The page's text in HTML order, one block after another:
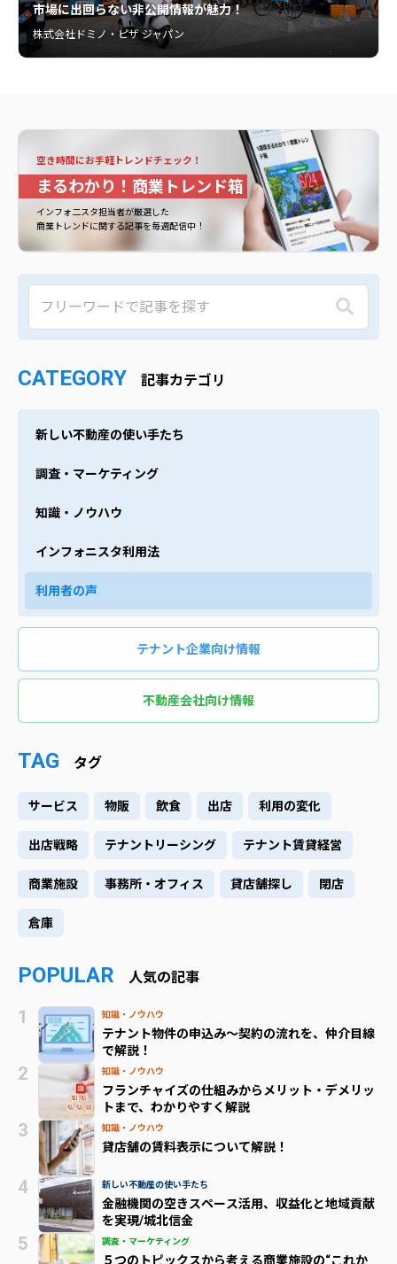
市場に出回らない非公開情報が魅力！
株式会社ドミノ・ピザ ジャパン
空き時間にお手軽トレンドチェック！
まるわかり！商業トレンド箱
インフォ二スタ担当者が厳選した
商業トレンドに関する記事を毎週配信中！
CATEGORY 記事カテゴリ
新しい不動産の使い手たち
調査・マーケティング
知識・ノウハウ
インフォニスタ利用法
利用者の声
テナント企業向け情報
不動産会社向け情報
TAG タグ
サービス 物販 飲食 出店 利用の変化
出店戦略 テナントリーシング テナント賃貸経営
商業施設 事務所・オフィス 貸店舗探し 閉店
倉庫
POPULAR 人気の記事
知識・ノウハウ
テナント物件の申込み～契約の流れを、仲介目線
で解説！
知識・ノウハウ
フランチャイズの仕組みからメリット・デメリッ
トまで、わかりやすく解説
知識・ノウハウ
貸店舗の賃料表示について解説！
新しい不動産の使い手たち
金融機関の空きスペース活用、収益化と地域貢献
を実現/城北信金
調査・マーケティング
５つのトピックスから考える商業施設の“これか